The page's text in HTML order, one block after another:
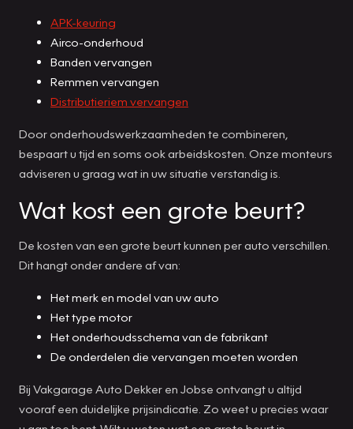
APK-keuring
Airco-onderhoud
Banden vervangen
Remmen vervangen
Distributieriem vervangen
Door onderhoudswerkzaamheden te combineren,
bespaart u tijd en soms ook arbeidskosten. Onze monteurs
adviseren u graag wat in uw situatie verstandig is.
Wat kost een grote beurt?
De kosten van een grote beurt kunnen per auto verschillen.
Dit hangt onder andere af van:
Het merk en model van uw auto
Het type motor
Het onderhoudsschema van de fabrikant
De onderdelen die vervangen moeten worden
Bij Vakgarage Auto Dekker en Jobse ontvangt u altijd
vooraf een duidelijke prijsindicatie. Zo weet u precies waar